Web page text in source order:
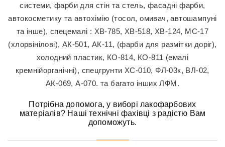
системи, фарби для стін та стель, фасадні фарби,
автокосметику та автохімію (тосол, омивач, автошампуні
та інше), спецемалі : ХВ-785, ХВ-518, ХВ-124, МС-17
(хлорвінілові), АК-501, АК-11, (фарби для размітки доріг),
холодний пластик, КО-814, КО-811 (емалі
кремнійорганічні), спецгрунти ХС-010, ФЛ-03к, ВЛ-02,
АК-069, А-070. та багато інших ЛФМ.
Потрібна допомога, у виборі лакофарбових
матеріалів? Наші технічні фахівці з радістю Вам
допоможуть.